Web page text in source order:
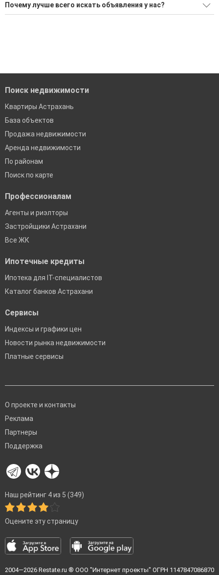
собственника?
Почему лучше всего искать объявления у нас?
Поиск недвижимости
Квартиры Астрахань
База объектов
Продажа недвижимости
Аренда недвижимости
По районам
Поиск по карте
Профессионалам
Агенты и риэлторы
Застройщики Астрахани
Все ЖК
Ипотечные кредиты
Ипотека для IT-специалистов
Каталог банков Астрахани
Сервисы
Индексы и графики цен
Новости рынка недвижимости
Платные сервисы
О проекте и контакты
Реклама
Партнеры
Поддержка
Наш рейтинг 4 из 5 (349)
Оцените эту страницу
2004—2026 Restate.ru ® ООО "Интернет проекты" ОГРН 1147847086870